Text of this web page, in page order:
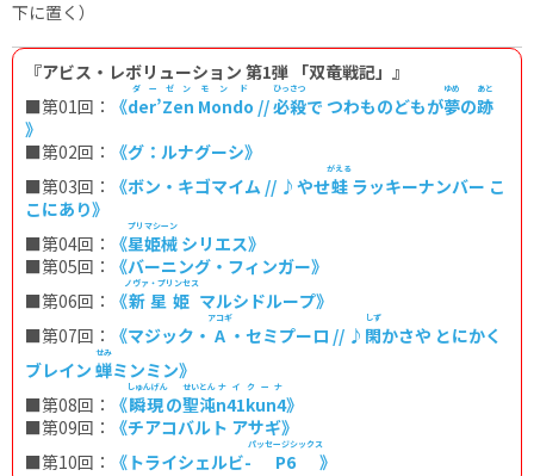
下に置く）
『アビス・レボリューション 第1弾 「双竜戦記」』
■第01回：
《der’Zen
ダーゼン
Mondo
モンド
//必殺
ひっさつ
で つわものどもが夢
ゆめ
の跡
あと
》
■第02回：
《グ：ルナグーシ》
■第03回：
《ボン・キゴマイム // ♪やせ蛙
がえる
ラッキーナンバー こ
こにあり》
■第04回：
《星姫械
プリマシーン
シリエス》
■第05回：
《バーニング・フィンガー》
■第06回：
《新星姫
ノヴァ・プリンセス
マルシドループ》
■第07回：
《マジック・ A
アコギ
・セミプーロ // ♪ 閑
しず
かさや とにかく
ブレイン 蝉
せみ
ミンミン》
■第08回：
《瞬現
しゅんげん
の聖沌
せいとん
n41kun4
ナイクーナ
》
■第09回：
《チアコバルト アサギ》
■第10回：
《トライシェルビ- P6
パッセージシックス
》